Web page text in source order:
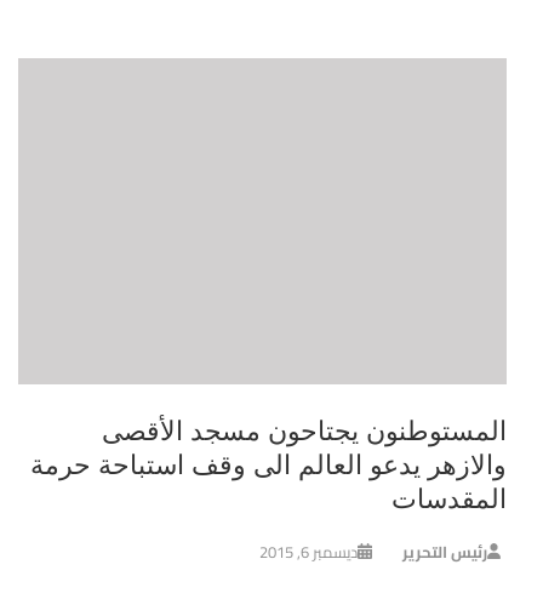
المستوطنون يجتاحون مسجد الأقصى
والازهر يدعو العالم الى وقف استباحة حرمة
المقدسات
رئيس التحرير ديسمبر 6, 2015